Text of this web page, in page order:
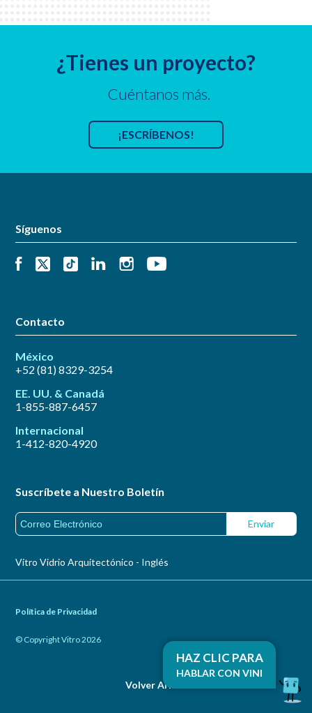
¿Tienes un proyecto?
Cuéntanos más.
¡ESCRÍBENOS!
Síguenos
Contacto
México
+52 (81) 8329-3254
EE. UU. & Canadá
1-855-887-6457
Internacional
1-412-820-4920
Suscríbete a Nuestro Boletín
Vitro Vidrio Arquitectónico - Inglés
Política de Privacidad
© Copyright Vitro 2026
Volver Arriba
HAZ CLIC PARA
HABLAR CON VINI